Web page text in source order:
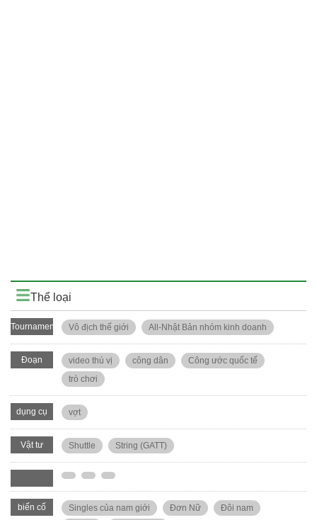
Thể loại
Tournament Vô địch thế giới All-Nhật Bản nhóm kinh doanh
Đoạn
video thú vị công dân
Công ước quốc tế
trò chơi
dụng cụ vợt
Vật tư Shuttle String (GATT)
biến cố Singles của nam giới Đơn Nữ
Đôi nam